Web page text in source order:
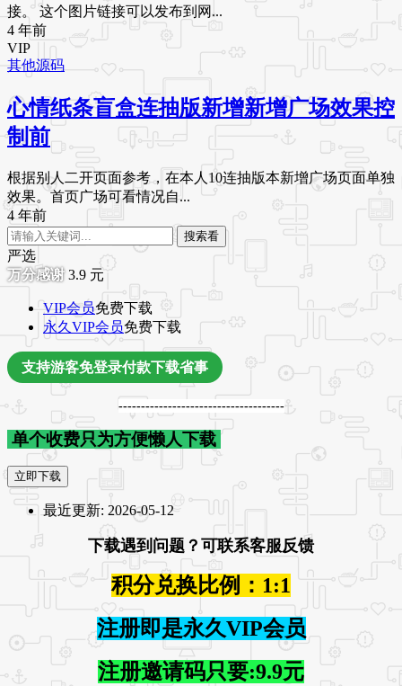
接。 这个图片链接可以发布到网...
4 年前
VIP
其他源码
心情纸条盲盒连抽版新增新增广场效果控
制前
根据别人二开页面参考，在本人10连抽版本新增广场页面单独
效果。首页广场可看情况自...
4 年前
搜索看
严选
3.9 元
VIP会员免费下载
永久VIP会员免费下载
支持游客免登录付款下载省事
-------------------------------------
单个收费只为方便懒人下载
立即下载
最近更新: 2026-05-12
下载遇到问题？可联系客服反馈
积分兑换比例：1:1
注册即是永久VIP会员
注册邀请码只要:9.9元